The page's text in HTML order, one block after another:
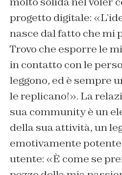
progetto digitale:
nasce dal fatto che mi
Trovo che esporre le
in contatto con le
leggono, ed è sempre
le replicano!». La
sua community è un
della sua attività, un
emotivamente
utente: «È come se